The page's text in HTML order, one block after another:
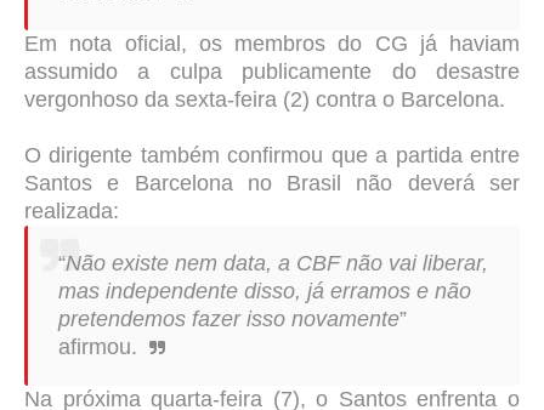
Em nota oficial, os membros do CG já haviam
assumido a culpa publicamente do desastre
vergonhoso da sexta-feira (2) contra o Barcelona.
O dirigente também confirmou que a partida entre
Santos e Barcelona no Brasil não deverá ser
realizada:
“Não existe nem data, a CBF não vai liberar,
mas independente disso, já erramos e não
pretendemos fazer isso novamente”
afirmou.
Na próxima quarta-feira (7), o Santos enfrenta o